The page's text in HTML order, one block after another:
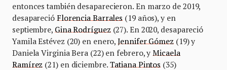
entonces también desaparecieron. En marzo de 2019,
desapareció Florencia Barrales (19 años), y en
septiembre, Gina Rodríguez (27). En 2020, desapareció
Yamila Estévez (20) en enero,Jennifer Gómez (19) y
Daniela Virginia Bera (22) en febrero, y Micaela
Ramírez (21) en diciembre. Tatiana Pintos (35)